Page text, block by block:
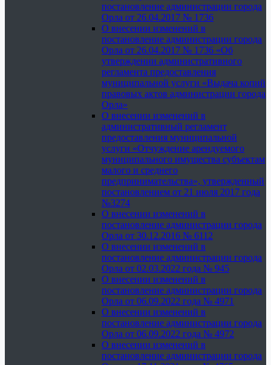
постановление администрации города
Орла от 26.04.2017 № 1736
О внесении изменений в
постановление администрации города
Орла от 26.04.2017 № 1736 «Об
утверждении административного
регламента предоставления
муниципальной услуги «Выдача копий
правовых актов администрации города
Орла»
О внесении изменений в
административный регламент
предоставления муниципальной
услуги «Отчуждение арендуемого
муниципального имущества субъектам
малого и среднего
предпринимательства», утвержденный
постановлением от 21 июля 2017 года
№3274
О внесении изменений в
постановление администрации города
Орла от 30.12.2016 № 6112
О внесении изменений в
постановление администрации города
Орла от 02.03.2022 года № 945
О внесении изменений в
постановление администрации города
Орла от 06.09.2022 года № 4971
О внесении изменений в
постановление администрации города
Орла от 06.09.2022 года № 4972
О внесении изменений в
постановление администрации города